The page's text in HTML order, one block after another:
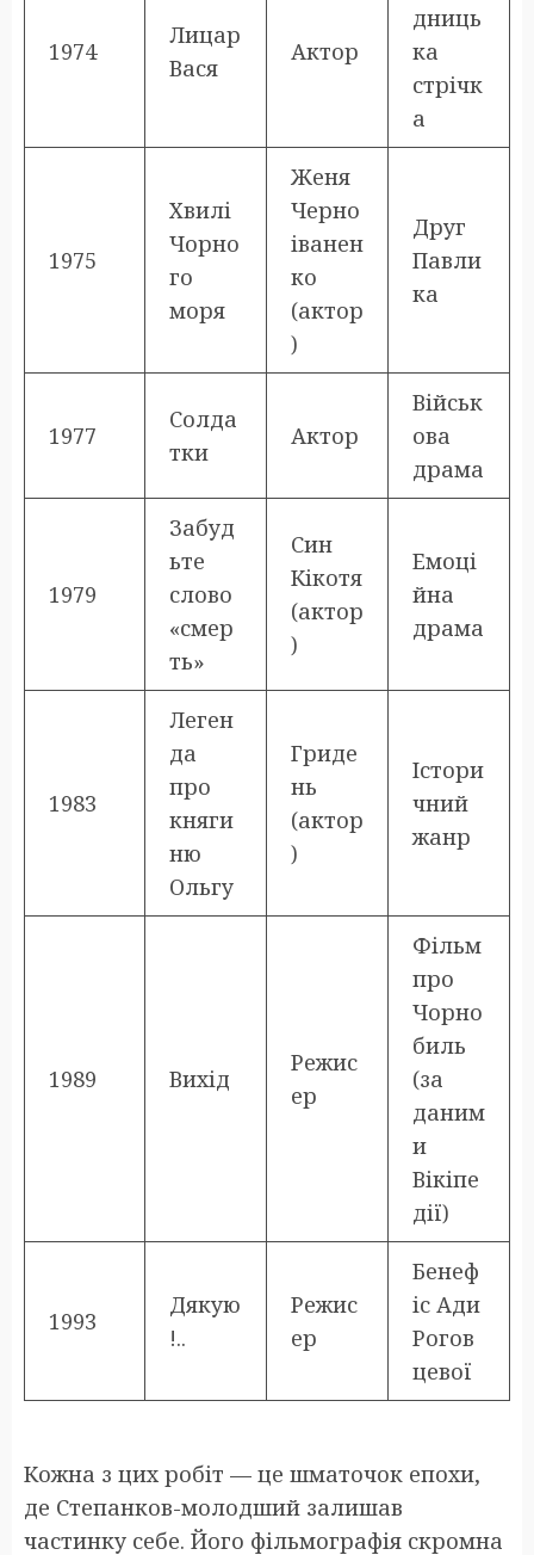
1974
Лицар
Вася
Актор
дниць
ка
стрічк
а
1975
Хвилі
Чорно
го
моря
Женя
Черно
іванен
ко
(актор
)
Друг
Павли
ка
1977
Солда
тки
Актор
Військ
ова
драма
1979
Забуд
ьте
слово
«смер
ть»
Син
Кікотя
(актор
)
Емоці
йна
драма
1983
Леген
да
про
княги
ню
Ольгу
Гриде
нь
(актор
)
Істори
чний
жанр
1989 Вихід
Режис
ер
Фільм
про
Чорно
биль
(за
даним
и
Вікіпе
дії)
1993
Дякую
!..
Режис
ер
Бенеф
іс Ади
Рогов
цевої
Кожна з цих робіт — це шматочок епохи,
де Степанков-молодший залишав
частинку себе. Його фільмографія скромна